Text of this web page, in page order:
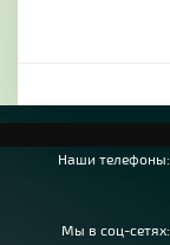
Наши телефоны:
Мы в соц-сетях: